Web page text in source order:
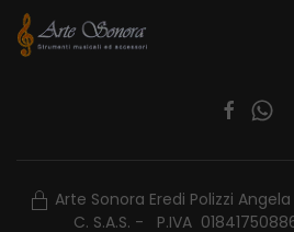
Arte Sonora Eredi Polizzi
C. S.A.S. - P.IVA